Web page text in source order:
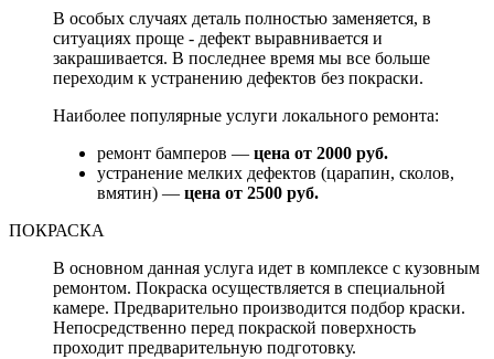
В особых случаях деталь полностью заменяется, в
ситуациях проще - дефект выравнивается и
закрашивается. В последнее время мы все больше
переходим к устранению дефектов без покраски.
Наиболее популярные услуги локального ремонта:
ремонт бамперов — цена от 2000 руб.
устранение мелких дефектов (царапин, сколов,
вмятин) — цена от 2500 руб.
ПОКРАСКА
В основном данная услуга идет в комплексе с кузовным
ремонтом. Покраска осуществляется в специальной
камере. Предварительно производится подбор краски.
Непосредственно перед покраской поверхность
проходит предварительную подготовку.